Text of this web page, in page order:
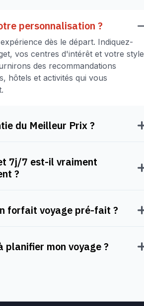
personnalisation ?
dès le départ. Indiquez-
vos centres d'intérêt et votre style
des recommandations
hôtels et activités qui vous
du Meilleur Prix ?
7j/7 est-il vraiment
?
forfait voyage pré-fait ?
planifier mon voyage ?